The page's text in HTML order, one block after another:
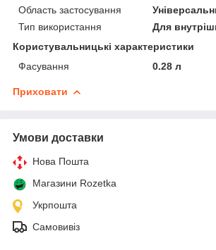
Область застосування
Тип використання
Для
Користувальницькі характеристики
Фасування
0.28 л
Приховати
Умови доставки
Нова Пошта
Магазини Rozetka
Укрпошта
Самовивіз